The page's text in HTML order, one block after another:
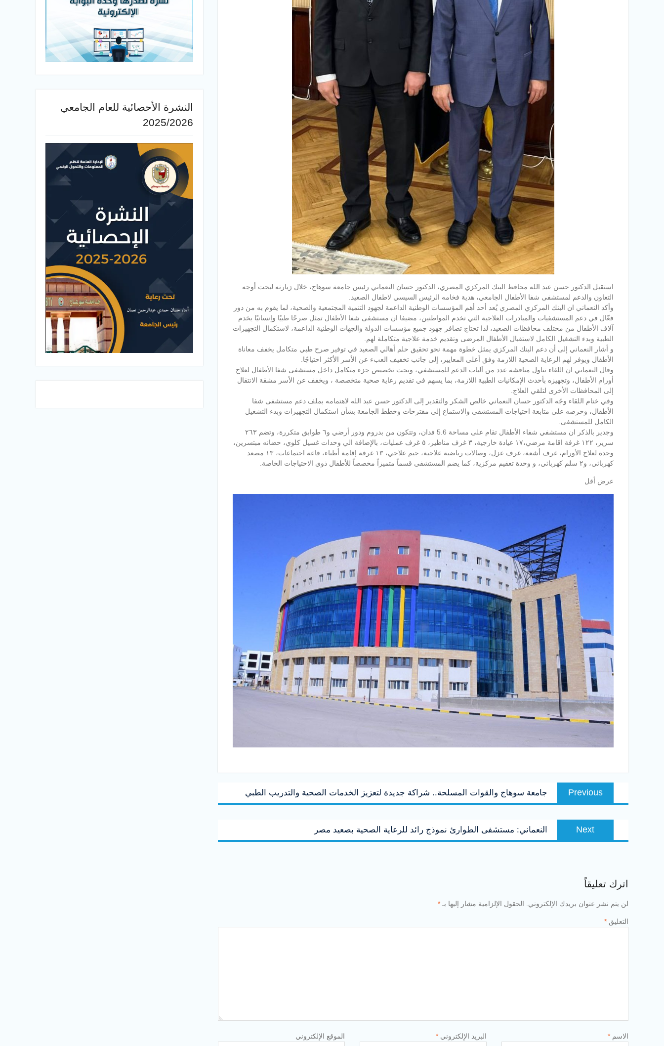
استقبل الدكتور حسن عبد الله محافظ البنك المركزي المصري، الدكتور حسان النعماني رئيس جامعة سوهاج، خلال زيارته لبحث أوجه
التعاون والدعم لمستشفى شفا الأطفال الجامعي، هدية فخامه الرئيس السيسي لاطفال الصعيد.
وأكد النعماني ان البنك المركزي المصري يُعد أحد أهم المؤسسات الوطنية الداعمة لجهود التنمية المجتمعية والصحية، لما يقوم به من دور
فعّال في دعم المستشفيات والمبادرات العلاجية التي تخدم المواطنين، مضيفا ان مستشفى شفا الأطفال تمثل صرحًا طبيًا وإنسانيًا يخدم
آلاف الأطفال من مختلف محافظات الصعيد، لذا تحتاج تضافر جهود جميع مؤسسات الدولة والجهات الوطنية الداعمة، لاستكمال التجهيزات
الطبية وبدء التشغيل الكامل لاستقبال الأطفال المرضى وتقديم خدمة علاجية متكاملة لهم.
و أشار النعماني إلى أن دعم البنك المركزي يمثل خطوة مهمة نحو تحقيق حلم أهالي الصعيد في توفير صرح طبي متكامل يخفف معاناة
الأطفال ويوفر لهم الرعاية الصحية اللازمة وفق أعلى المعايير، إلى جانب تخفيف العبء عن الأسر الأكثر احتياجًا.
وقال النعماني ان اللقاء تناول مناقشة عدد من آليات الدعم للمستشفي، وبحث تخصيص جزء متكامل داخل مستشفى شفا الأطفال لعلاج
أورام الأطفال، وتجهيزه بأحدث الإمكانيات الطبية اللازمة، بما يسهم في تقديم رعاية صحية متخصصة ، ويخفف عن الأسر مشقة الانتقال
إلى المحافظات الأخرى لتلقي العلاج.
وفي ختام اللقاء وجّه الدكتور حسان النعماني خالص الشكر والتقدير إلى الدكتور حسن عبد الله لاهتمامه بملف دعم مستشفى شفا
الأطفال، وحرصه على متابعة احتياجات المستشفى والاستماع إلى مقترحات وخطط الجامعة بشأن استكمال التجهيزات وبدء التشغيل
الكامل للمستشفى.
وجدير بالذكر ان مستشفي شفاء الأطفال تقام على مساحة 5.6 فدان، وتتكون من بدروم ودور أرضي و٦ طوابق متكررة، وتضم ٢٦٣
سرير، ١٢٢ غرفة اقامة مرضي،١٧ عيادة خارجية، ٣ غرف مناظير، ٥ غرف عمليات، بالإضافة الي وحدات غسيل كلوي، حضانه مبتسرين،
وحدة لعلاج الأورام، غرف أشعة، غرف عزل، وصالات رياضية علاجية، جيم علاجي، ١٣ غرفة إقامة أطباء، قاعة اجتماعات، ١٣ مصعد
كهربائي، و٢ سلم كهربائي، و وحدة تعقيم مركزية، كما يضم المستشفى قسماً متميزاً مخصصاً للأطفال ذوي الاحتياجات الخاصة.
عرض أقل
تصفّح
المقالاتPrevious
Previous
post:
جامعة سوهاج والقوات المسلحة.. شراكة جديدة لتعزيز الخدمات الصحية والتدريب الطبي
Next
Next
post:
النعماني: مستشفى الطوارئ نموذج رائد للرعاية الصحية بصعيد مصر
اترك تعليقاً
لن يتم نشر عنوان بريدك الإلكتروني. الحقول الإلزامية مشار إليها بـ *
التعليق *
الاسم * البريد الإلكتروني * الموقع الإلكتروني
النشرة الأحصائية للعام الجامعي
2025/2026